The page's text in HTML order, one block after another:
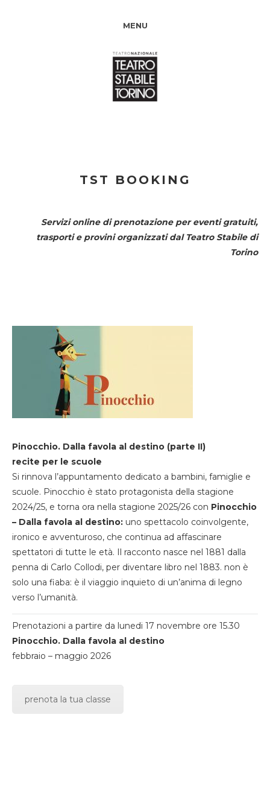
MENU
TST BOOKING
Servizi online di prenotazione per eventi gratuiti,
trasporti e provini organizzati dal Teatro Stabile di
Torino
Pinocchio. Dalla favola al destino (parte II)
recite per le scuole
Si rinnova l’appuntamento dedicato a bambini, famiglie e
scuole. Pinocchio è stato protagonista della stagione
2024/25, e torna ora nella stagione 2025/26 con Pinocchio
– Dalla favola al destino: uno spettacolo coinvolgente,
ironico e avventuroso, che continua ad affascinare
spettatori di tutte le età. Il racconto nasce nel 1881 dalla
penna di Carlo Collodi, per diventare libro nel 1883. non è
solo una fiaba: è il viaggio inquieto di un’anima di legno
verso l’umanità.
Prenotazioni a partire da lunedi 17 novembre ore 15.30
Pinocchio. Dalla favola al destino
febbraio – maggio 2026
prenota la tua classe